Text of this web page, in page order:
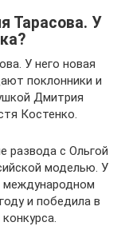
Тарасова. У
У него новая
поклонники и
Дмитрия
Костенко.
развода с Ольгой
моделью. У
международном
и победила в